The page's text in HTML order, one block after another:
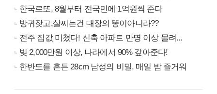
한국로또, 8월부터 전국민에 1억원씩 준다
방귀잦고,살찌는건 대장의 똥이아니라??
전주 집값 미쳤다! 신축 아파트 만명 이상 몰려...
빚 2,000만원 이상, 나라에서 90% 갚아준다!
한반도를 흔든 28cm 남성의 비밀, 매일 밤 즐거워